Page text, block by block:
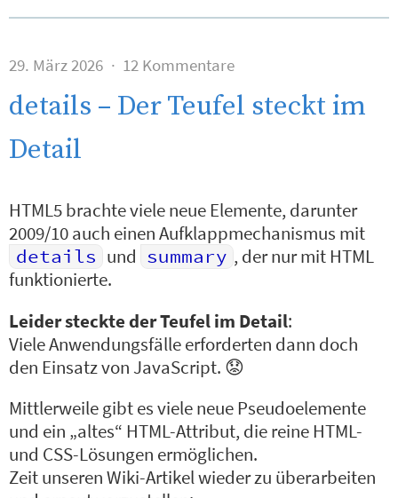
29. März 2026 12 Kommentare
details – Der Teufel steckt im
Detail
HTML5 brachte viele neue Elemente, darunter
2009/10 auch einen Aufklappmechanismus mit
details und summary , der nur mit HTML
funktionierte.
Leider steckte der Teufel im Detail:
Viele Anwendungsfälle erforderten dann doch
den Einsatz von JavaScript. 😟
Mittlerweile gibt es viele neue Pseudoelemente
und ein „altes“ HTML-Attribut, die reine HTML-
und CSS-Lösungen ermöglichen.
Zeit unseren Wiki-Artikel wieder zu überarbeiten